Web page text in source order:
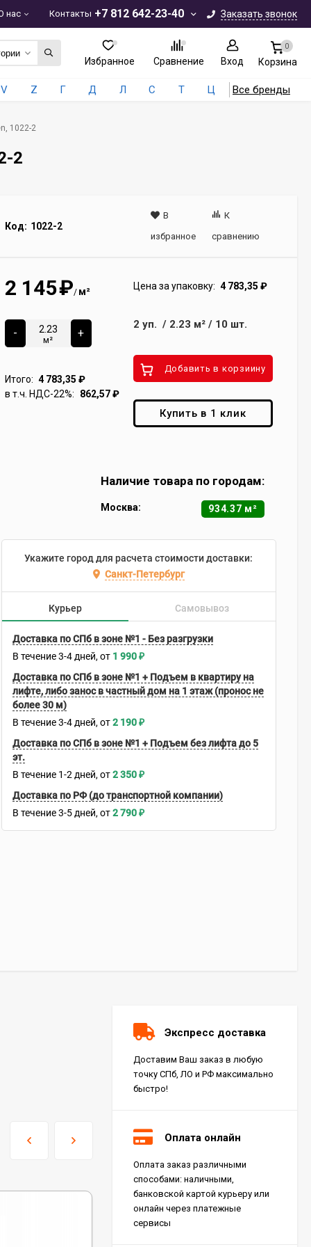
+7 812 642-23-40 Заказать звонок
нас Контакты
Избранное Сравнение Вход
0
Корзина
V Z Г Д Л С Т Ц Все бренды
1022-2
2
Код: 1022-2
В
избранное
К
сравнению
2 145₽/ м²
-
м²
+
Итого: 4 783,35 ₽
в т.ч. НДС-22%:
862,57₽
Цена за упаковку: 4 783,35 ₽
2 уп. / 2.23 м²/ 10 шт.
Добавить в корзиину
Купить в 1 клик
Наличие товара по городам:
Москва: 934.37 м²
Укажите город для расчета стоимости доставки:
Санкт-Петербург
Курьер Самовывоз
Доставка по СПб в зоне №1 - Без разгрузки
В течение 3-4 дней 1 990₽
Доставка по СПб в зоне №1 + Подъем в квартиру на
лифте, либо занос в частный дом на 1 этаж (пронос не
более 30 м)
В течение 3-4 дней 2 190₽
Доставка по СПб в зоне №1 + Подъем без лифта до 5
эт.
В течение 1-2 дней 2 350₽
Доставка по РФ (до транспортной компании)
В течение 3-5 дней 2 790₽
Экспресс доставка
Доставим Ваш заказ в любую
точку СПб, ЛО и РФ максимально
быстро!
Оплата онлайн
Оплата заказ различными
способами: наличными,
банковской картой курьеру или
онлайн через платежные
сервисы
Керамогранит Italon
Charme Extra Silver Ret
60x120, 610010001196